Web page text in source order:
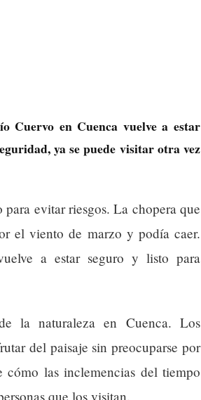
Cuervo en Cuenca vuelve a estar
ya se puede visitar otra vez
evitar riesgos. La chopera que
el viento de marzo y podía caer.
a estar seguro y listo para
la naturaleza en Cuenca. Los
del paisaje sin preocuparse por
cómo las inclemencias del tiempo
que los visitan.